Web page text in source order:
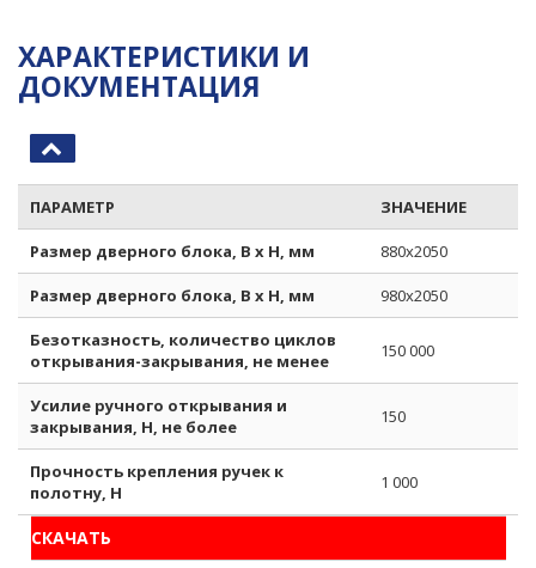
ХАРАКТЕРИСТИКИ И
ДОКУМЕНТАЦИЯ
ПАРАМЕТР ЗНАЧЕНИЕ
Размер дверного блока, B x H, мм 880x2050
Размер дверного блока, B x H, мм 980x2050
Безотказность, количество циклов
открывания-закрывания, не менее
150 000
Усилие ручного открывания и
закрывания, Н, не более
150
Прочность крепления ручек к
полотну, H
1 000
СКАЧАТЬ